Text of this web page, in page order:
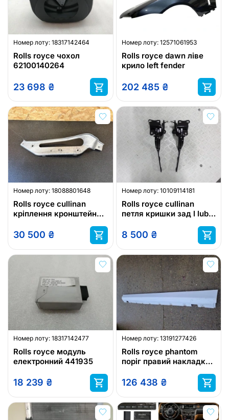
Номер лоту: 18317142464
Rolls royce чохол
62100140264
23 698 ₴
Номер лоту: 12571061953
Rolls royce dawn ліве
крило left fender
202 485 ₴
Номер лоту: 18088801648
Rolls royce cullinan
кріплення кронштейн
rolls
30 500 ₴
Номер лоту: 10109114181
Rolls royce cullinan
петля кришки зад l lub p
8 500 ₴
Номер лоту: 18317142477
Rolls royce модуль
електронний 441935
18 239 ₴
Номер лоту: 13191277426
Rolls royce phantom
поріг правий накладка
126 438 ₴